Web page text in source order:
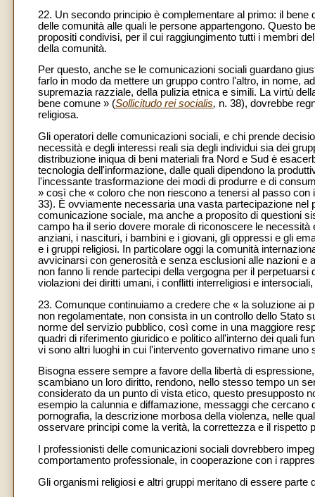
22. Un secondo principio è complementare al primo: il
delle comunità alle quali le persone appartengono. Questo
propositi condivisi, per il cui raggiungimento tutti i membri
della comunità.
Per questo, anche se le comunicazioni sociali guardano
farlo in modo da mettere un gruppo contro l'altro, in nome,
supremazia razziale, della pulizia etnica e simili. La virtù
bene comune » (Sollicitudo rei socialis, n. 38), dovrebbe
religiosa.
Gli operatori delle comunicazioni sociali, e chi prende
necessità e degli interessi reali sia degli individui sia dei
distribuzione iniqua di beni materiali fra Nord e Sud è
tecnologia dell'informazione, dalle quali dipendono la
l'incessante trasformazione dei modi di produrre e di
» così che « coloro che non riescono a tenersi al passo
33). È ovviamente necessaria una vasta partecipazione
comunicazione sociale, ma anche a proposito di questioni
campo ha il serio dovere morale di riconoscere le
anziani, i nascituri, i bambini e i giovani, gli oppressi e gli
e i gruppi religiosi. In particolare oggi la comunità
avvicinarsi con generosità e senza esclusioni alle nazioni e
non fanno li rende partecipi della vergogna per il
violazioni dei diritti umani, i conflitti interreligiosi e
23. Comunque continuiamo a credere che « la soluzione
non regolamentate, non consista in un controllo dello Stato
norme del servizio pubblico, così come in una maggiore
quadri di riferimento giuridico e politico all'interno dei quali
vi sono altri luoghi in cui l'intervento governativo rimane
Bisogna essere sempre a favore della libertà di
scambiano un loro diritto, rendono, nello stesso tempo un
considerato da un punto di vista etico, questo presupposto
esempio la calunnia e diffamazione, messaggi che cercano
pornografia, la descrizione morbosa della violenza, nelle
osservare principi come la verità, la correttezza e il rispetto
I professionisti delle comunicazioni sociali dovrebbero
comportamento professionale, in cooperazione con i
Gli organismi religiosi e altri gruppi meritano di essere parte